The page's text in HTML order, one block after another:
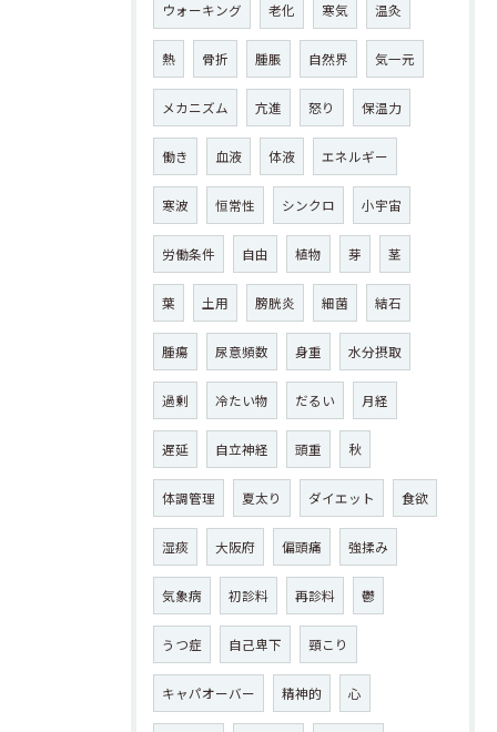
ウォーキング 老化 寒気 温灸
熱 骨折 腫脹 自然界 気一元
メカニズム 亢進 怒り 保温力
働き 血液 体液 エネルギー
寒波 恒常性 シンクロ 小宇宙
労働条件 自由 植物 芽 茎
葉 土用 膀胱炎 細菌 結石
腫瘍 尿意頻数 身重 水分摂取
過剰 冷たい物 だるい 月経
遅延 自立神経 頭重 秋
体調管理 夏太り ダイエット 食欲
湿痰 大阪府 偏頭痛 強揉み
気象病 初診料 再診料 鬱
うつ症 自己卑下 頸こり
キャパオーバー 精神的 心